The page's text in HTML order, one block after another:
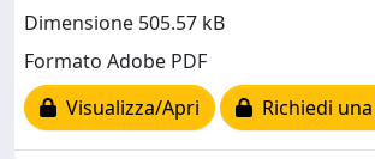
Dimensione 505.57 kB
Formato Adobe PDF
Visualizza/Apri
Richiedi